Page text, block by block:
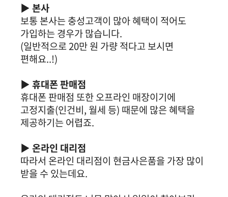
▶ 본사
보통 본사는 충성고객이 많아 혜택이 적어도
가입하는 경우가 많습니다.
(일반적으로 20만 원 가량 적다고 보시면
편해요..!)
▶ 휴대폰 판매점
휴대폰 판매점 또한 오프라인 매장이기에
고정지출(인건비, 월세 등) 때문에 많은 혜택을
제공하기는 어렵죠.
▶ 온라인 대리점
따라서 온라인 대리점이 현금사은품을 가장 많이
받을 수 있는데요.